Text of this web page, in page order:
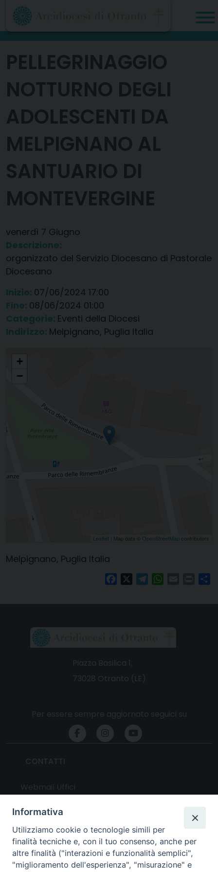
Skip
content
PELLEGRINAGGIO
NOTTURNO DEGLI
ADOLESCENTI DA
MELPIGNANO AL
SANTUARIO DI
MONTEVERGINE
venerdì 7 Giugno
Descrizione:
organizzato del Servizio Diocesano di Pastorale
Diocesano
Inizio: 07/06/2024 17:00
Fine: 08/06/2024 01:00
Categorie: Eventi della Diocesi
Indirizzo: Melpignano, Puglia Italia
Montevergine
+
−
Leaflet | Map data © OpenStreetMap contributors
Melpignano, Puglia Italia
FacebookTelegramWhatsAppPrint
UTILITY
News
Informativa
Utilizziamo cookie o tecnologie simili per
finalità tecniche e, con il tuo consenso, anche per
altre finalità ("interazioni e funzionalità semplici",
"miglioramento dell'esperienza", "misurazione" e